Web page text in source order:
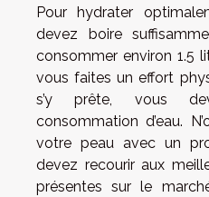
Pour hydrater
devez boire
consommer environ 1.5
vous faites un effort
s’y prête, vous
consommation d’eau.
votre peau avec un
devez recourir aux
présentes sur le